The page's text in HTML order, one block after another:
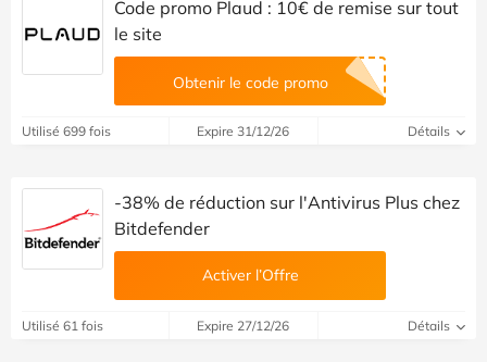
Code promo Plaud : 10€ de remise sur tout
le site
Obtenir le code promo
Utilisé 699 fois Expire 31/12/26 Détails
-38% de réduction sur l'Antivirus Plus chez
Bitdefender
Activer l’Offre
Utilisé 61 fois Expire 27/12/26 Détails